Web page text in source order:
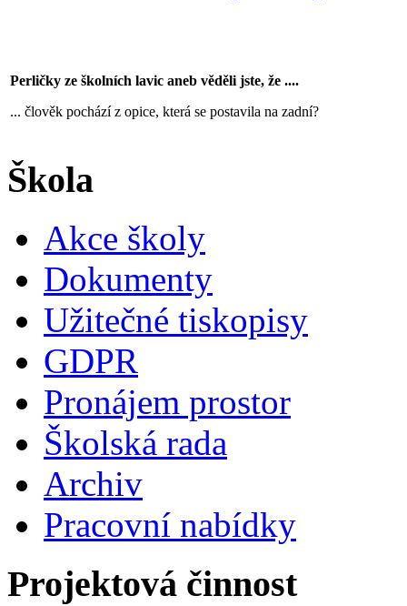
Perličky ze školních lavic aneb věděli jste, že ....
... člověk pochází z opice, která se postavila na zadní?
Škola
Akce školy
Dokumenty
Užitečné tiskopisy
GDPR
Pronájem prostor
Školská rada
Archiv
Pracovní nabídky
Projektová činnost